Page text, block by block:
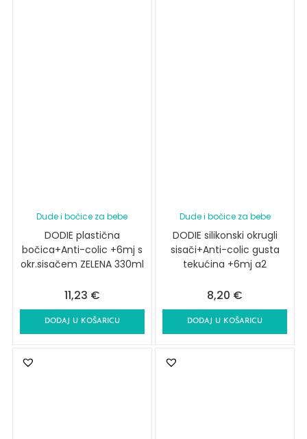
Dude i bočice za bebe
DODIE plastična
bočica+Anti-colic +6mj s
okr.sisačem ZELENA 330ml
11,23 €
DODAJ U KOŠARICU
Dude i bočice za bebe
DODIE silikonski okrugli
sisači+Anti-colic gusta
tekućina +6mj a2
8,20 €
DODAJ U KOŠARICU